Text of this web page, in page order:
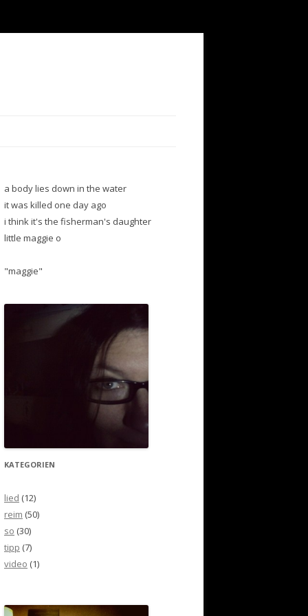
a body lies down in the water
it was killed one day ago
i think it's the fisherman's daughter
little maggie o
"maggie"
KATEGORIEN
lied (12)
reim (50)
so (30)
tipp (7)
video (1)